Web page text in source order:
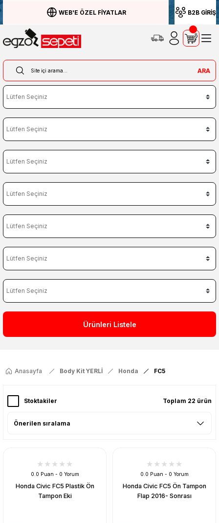
WEB'E ÖZEL FİYATLAR B2B GİRİŞ
ARA
Ürünleri Listele
Anasayfa Body Kit YERLİ Honda FC5
Stoktakiler Toplam 22 ürün
0.0 Puan - 0 Yorum
Honda Civic FC5 Plastik Ön
Tampon Eki
0.0 Puan - 0 Yorum
Honda Civic FC5 Ön Tampon
Flap 2016- Sonrası